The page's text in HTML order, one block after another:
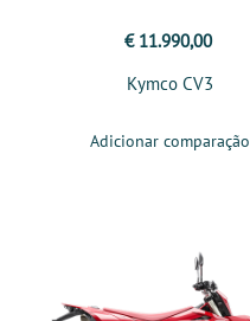
€ 11.990,00
Kymco CV3
Adicionar comparação